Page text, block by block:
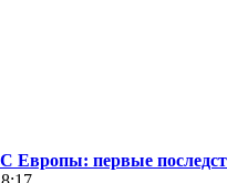
Европы: первые